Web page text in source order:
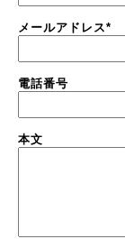
メールアドレス*
電話番号
本文